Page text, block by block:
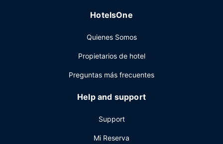
Tendrás un centro de negocios, periódicos gratuitos en el
aparcamiento sin asistencia gratuito disponible.
HotelsOne
Quienes Somos
Propietarios de hotel
Preguntas más frecuentes
Help and support
Support
Mi Reserva